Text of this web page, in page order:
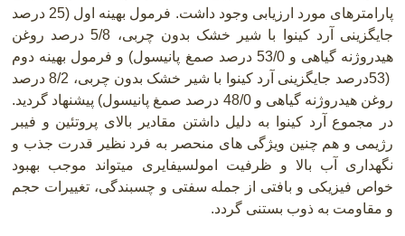
پارامترهای مورد ارزیابی وجود داشت. فرمول بهینه اول (25 درصد
جایگزینی آرد کینوا با شیر خشک بدون چربی، 5/8 درصد روغن
هیدروژنه گیاهی و 53/0 درصد صمغ پانیسول) و فرمول بهینه دوم
53)درصد جایگزینی آرد کینوا با شیر خشک بدون چربی، 2
/8 درصد
روغن هیدروژنه گیاهی و 48/0 درصد صمغ پانیسول
( پیشنهاد گردید.
در مجموع آرد کینوا به دلیل داشتن مقادیر بالای پروتئین و فیبر
رژیمی و هم چنین ویژگی های منحصر به فرد نظیر قدرت جذب و
نگهداری آب بالا و ظرفیت امولسیفایری میتواند موجب بهبود
خواص فیزیکی و بافتی از جمله سفتی و چسبندگی، تغییرات حجم
و مقاومت به ذوب بستنی گردد.